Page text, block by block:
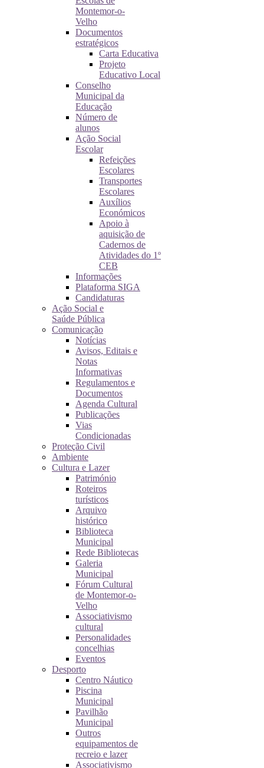
Montemor-o-
Velho
Documentos
estratégicos
Carta Educativa
Projeto
Educativo Local
Conselho
Municipal da
Educação
Número de
alunos
Ação Social
Escolar
Refeições
Escolares
Transportes
Escolares
Auxílios
Económicos
Apoio à
aquisição de
Cadernos de
Atividades do 1º
CEB
Informações
Plataforma SIGA
Candidaturas
Ação Social e
Saúde Pública
Comunicação
Notícias
Avisos, Editais e
Notas
Informativas
Regulamentos e
Documentos
Agenda Cultural
Publicações
Vias
Condicionadas
Proteção Civil
Ambiente
Cultura e Lazer
Património
Roteiros
turísticos
Arquivo
histórico
Biblioteca
Municipal
Rede Bibliotecas
Galeria
Municipal
Fórum Cultural
de Montemor-o-
Velho
Associativismo
cultural
Personalidades
concelhias
Eventos
Desporto
Centro Náutico
Piscina
Municipal
Pavilhão
Municipal
Outros
equipamentos de
recreio e lazer
Associativismo